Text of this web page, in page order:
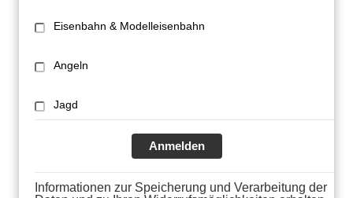
Eisenbahn & Modelleisenbahn
Angeln
Jagd
Anmelden
Informationen zur Speicherung und Verarbeitung der